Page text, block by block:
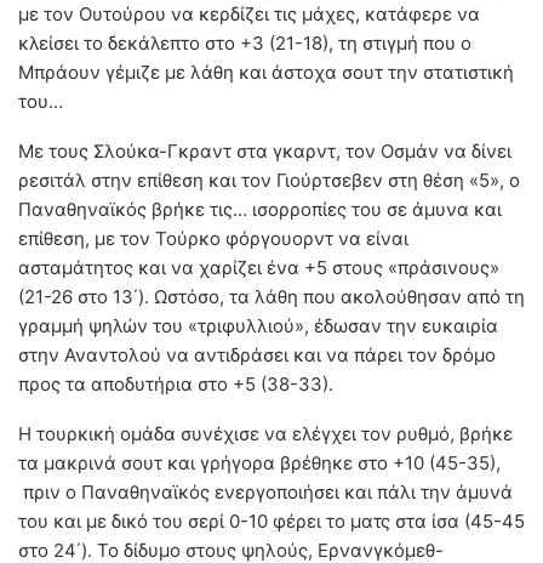
με τον Ουτούρου να κερδίζει τις μάχες, κατάφερε να
κλείσει το δεκάλεπτο στο +3 (21-18), τη στιγμή που ο
Μπράουν γέμιζε με λάθη και άστοχα σουτ την στατιστική
του…
Με τους Σλούκα-Γκραντ στα γκαρντ, τον Οσμάν να δίνει
ρεσιτάλ στην επίθεση και τον Γιούρτσεβεν στη θέση «5», ο
Παναθηναϊκός βρήκε τις… ισορροπίες του σε άμυνα και
επίθεση, με τον Τούρκο φόργουορντ να είναι
ασταμάτητος και να χαρίζει ένα +5 στους «πράσινους»
(21-26 στο 13΄). Ωστόσο, τα λάθη που ακολούθησαν από τη
γραμμή ψηλών του «τριφυλλιού», έδωσαν την ευκαιρία
στην Αναντολού να αντιδράσει και να πάρει τον δρόμο
προς τα αποδυτήρια στο +5 (38-33).
Η τουρκική ομάδα συνέχισε να ελέγχει τον ρυθμό, βρήκε
τα μακρινά σουτ και γρήγορα βρέθηκε στο +10 (45-35),
πριν ο Παναθηναϊκός ενεργοποιήσει και πάλι την άμυνά
του και με δικό του σερί 0-10 φέρει το ματς στα ίσα (45-45
στο 24΄). Το δίδυμο στους ψηλούς, Ερνανγκόμεθ-